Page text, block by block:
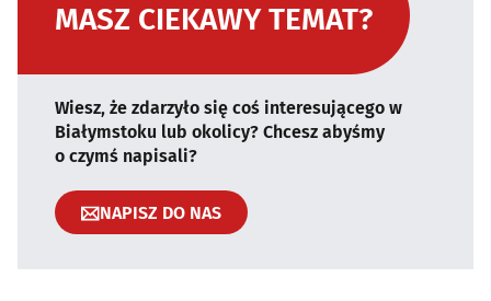
MASZ CIEKAWY TEMAT?
Wiesz, że zdarzyło się coś interesującego w
Białymstoku lub okolicy? Chcesz abyśmy
o czymś napisali?
NAPISZ DO NAS